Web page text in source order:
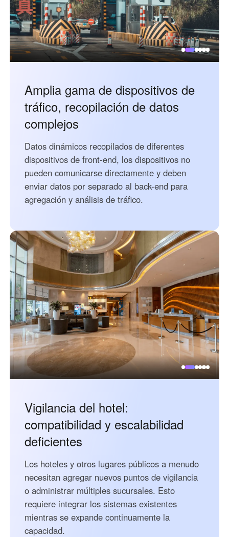
South America
Colombia
Español
Perú
Español
Argentina Venezuela
Oceania
Australia
Other Countries and Regions
Other Regions
English
Amplia gama de dispositivos de
tráfico, recopilación de datos
complejos
Datos dinámicos recopilados de diferentes
dispositivos de front-end, los dispositivos no
pueden comunicarse directamente y deben
enviar datos por separado al back-end para
agregación y análisis de tráfico.
Vigilancia del hotel:
compatibilidad y escalabilidad
deficientes
Los hoteles y otros lugares públicos a menudo
necesitan agregar nuevos puntos de vigilancia
o administrar múltiples sucursales. Esto
requiere integrar los sistemas existentes
mientras se expande continuamente la
capacidad.